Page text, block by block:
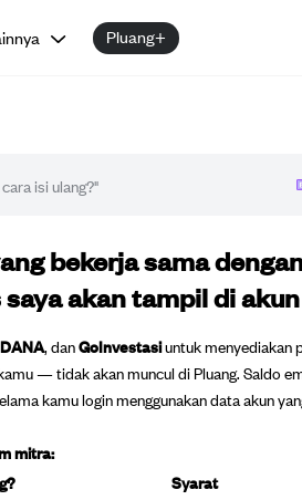
Pluang+
bekerja sama
akan tampil di
DANA, danGoInvestasiuntuk menyediakan
— tidak akan muncul di Pluang. Saldo
kamu login menggunakan data akun
mitra:
Syarat